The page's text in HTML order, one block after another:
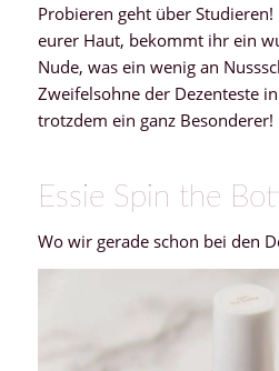
Probieren geht über
eurer Haut, bekommt ihr ein
Nude, was ein wenig an
Zweifelsohne der Dezenteste
trotzdem ein ganz Besonderer!
Essie Spin the
Wo wir gerade schon bei den